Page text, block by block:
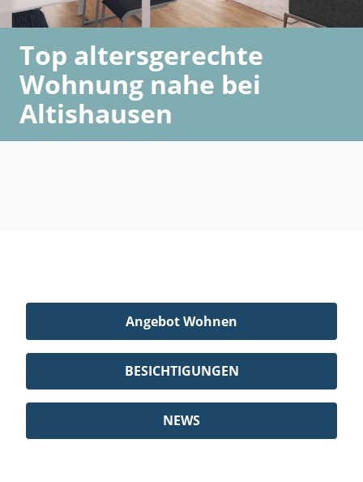
Top altersgerechte
Wohnung nahe bei
Altishausen
Angebot Wohnen
BESICHTIGUNGEN
NEWS